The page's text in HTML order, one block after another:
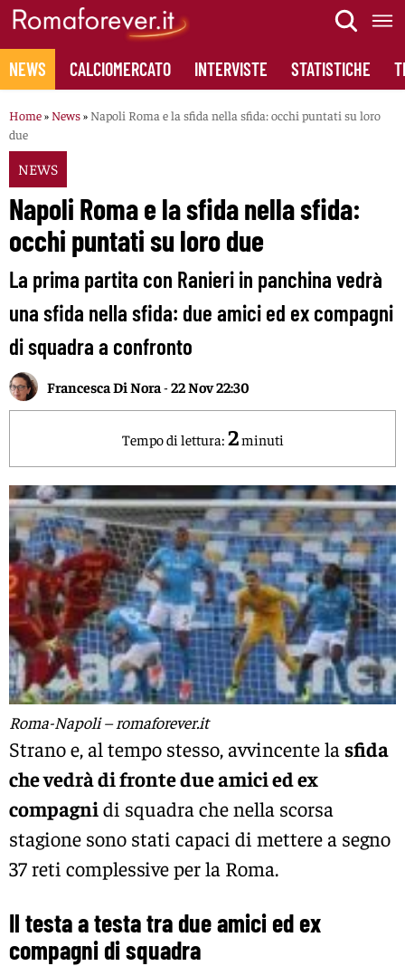
Skip
content
NEWS CALCIOMERCATO INTERVISTE STATISTICHE
Home» News» Napoli Roma e la sfida nella sfida: occhi puntati su loro
due
NEWS
Napoli Roma e la sfida nella sfida:
occhi puntati su loro due
La prima partita con Ranieri in panchina vedrà
una sfida nella sfida: due amici ed ex compagni
di squadra a confronto
Francesca Di Nora -22 Nov 22:30
Tempo di lettura: 2minuti
Roma-Napoli – romaforever.it
Strano e, al tempo stesso, avvincente la sfida
che vedrà di fronte due amici ed ex
compagnidi squadra che nella scorsa
stagione sono stati capaci di mettere a segno
37 reti complessive per la Roma.
Il testa a testa tra due amici ed ex
compagni di squadra